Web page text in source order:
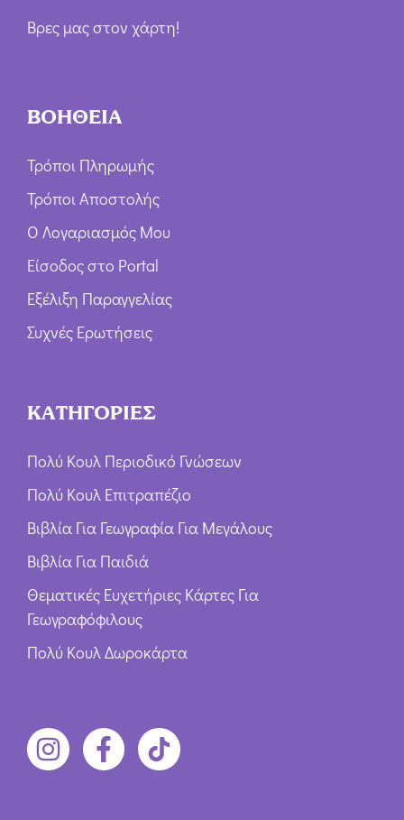
Βρες μας στον χάρτη!
ΒΟΗΘΕΙΑ
Τρόποι Πληρωμής
Τρόποι Αποστολής
Ο Λογαριασμός Μου
Είσοδος στο Portal
Εξέλιξη Παραγγελίας
Συχνές Ερωτήσεις
ΚΑΤΗΓΟΡΙΕΣ
Πολύ Κουλ Περιοδικό Γνώσεων
Πολύ Κουλ Επιτραπέζιο
Βιβλία Για Γεωγραφία Για Μεγάλους
Βιβλία Για Παιδιά
Θεματικές Ευχετήριες Κάρτες Για
Γεωγραφόφιλους
Πολύ Κουλ Δωροκάρτα